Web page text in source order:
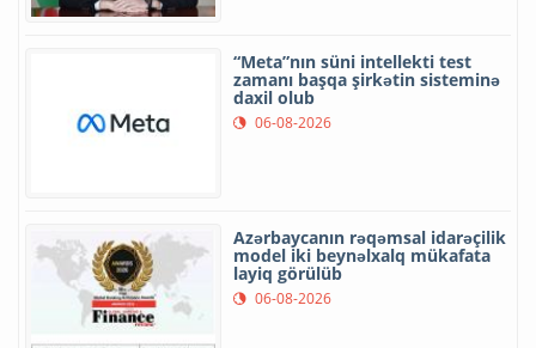
“Meta”nın süni intellekti test
zamanı başqa şirkətin sisteminə
daxil olub
06-08-2026
Azərbaycanın rəqəmsal idarəçilik
model iki beynəlxalq mükafata
layiq görülüb
06-08-2026